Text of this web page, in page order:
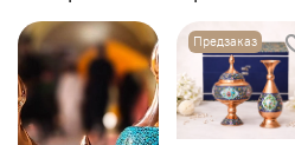
Предзаказ